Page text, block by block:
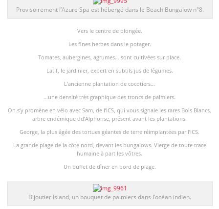
Provisoirement l’Azure Spa est hébergé dans le Beach Bungalow n°8.
Vers le centre de plongée.
Les fines herbes dans le potager.
Tomates, aubergines, agrumes… sont cultivées sur place.
Latif, le jardinier, expert en subtils jus de légumes.
L’ancienne plantation de cocotiers…
…une densité très graphique des troncs de palmiers.
On s’y promène en vélo avec Sam, de l’ICS, qui vous signale les rares Bois Blancs,
arbre endémique dd’Alphonse, présent avant les plantations.
George, la plus âgée des tortues géantes de terre réimplantées par l’ICS.
La grande plage de la côte nord, devant les bungalows. Vierge de toute trace
humaine à part les vôtres.
Un buffet de dîner en bord de plage.
Bijoutier Island, un bouquet de palmiers dans l’océan indien.